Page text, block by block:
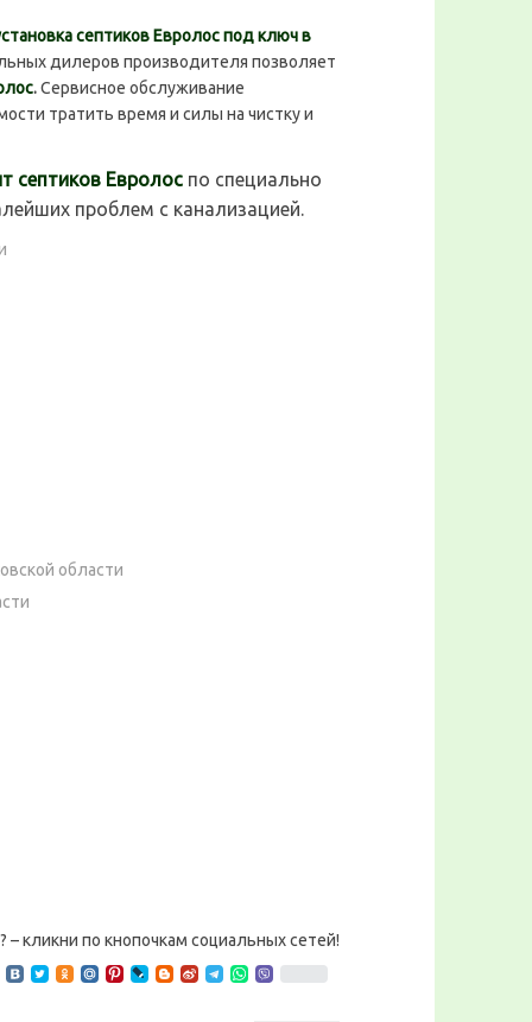
септиков Евролос под ключ в
дилеров производителя позволяет
.Сервисное обслуживание
тратить время и силы на чистку и
септиков Евролос по специально
проблем с канализацией.
области
– кликни по кнопочкам социальных сетей!